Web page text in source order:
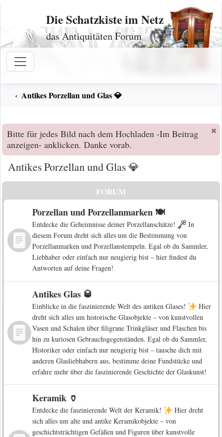
Zum Inhalt
Die Schatzkiste im Netz
das Antiquitäten Forum
Antikes Porzellan und Glas 💎
Bitte für jedes Bild nach dem Hochladen -Im Beitrag
anzeigen- anklicken. Danke vorab.
Antikes Porzellan und Glas 💎
FORUM
Porzellan und Porzellanmarken 🍽️
Entdecke die Geheimnisse deiner Porzellanschätze!
In
diesem Forum dreht sich alles um die Bestimmung von
Porzellanmarken und Porzellanstempeln. Egal ob du Sammler,
Liebhaber oder einfach nur neugierig bist – hier findest du
Antworten auf deine Fragen!
Antikes Glas 🥃
Einblicke in die faszinierende Welt des antiken Glases!
Hier
dreht sich alles um historische Glasobjekte – von kunstvollen
Vasen und Schalen über filigrane Trinkgläser und Flaschen bis
hin zu kuriosen Gebrauchsgegenständen. Egal ob du Sammler,
Historiker oder einfach nur neugierig bist – tausche dich mit
anderen Glasliebhabern aus, bestimme deine Fundstücke und
erfahre mehr über die faszinierende Geschichte der Glaskunst!
Keramik 🏺
Entdecke die faszinierende Welt der Keramik!
Hier dreht
sich alles um alte und antike Keramikobjekte – von
geschichtsträchtigen Gefäßen und Figuren über kunstvolle